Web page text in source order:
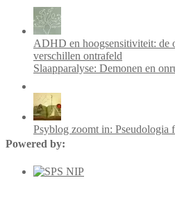
ADHD en hoogsensitiviteit: de
verschillen ontrafeld
Slaapparalyse: Demonen en
Psyblog zoomt in: Pseudologia
Powered by: